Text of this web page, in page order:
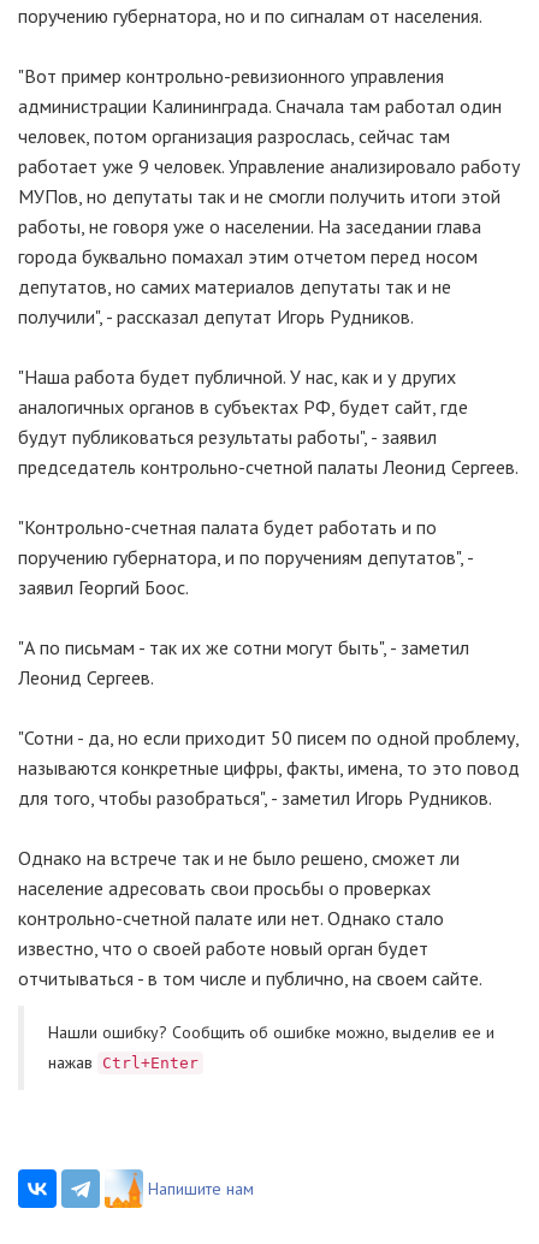
поручению губернатора, но и по сигналам от населения.
"Вот пример контрольно-ревизионного управления
администрации Калининграда. Сначала там работал один
человек, потом организация разрослась, сейчас там
работает уже 9 человек. Управление анализировало работу
МУПов, но депутаты так и не смогли получить итоги этой
работы, не говоря уже о населении. На заседании глава
города буквально помахал этим отчетом перед носом
депутатов, но самих материалов депутаты так и не
получили", - рассказал депутат Игорь Рудников.
"Наша работа будет публичной. У нас, как и у других
аналогичных органов в субъектах РФ, будет сайт, где
будут публиковаться результаты работы", - заявил
председатель контрольно-счетной палаты Леонид Сергеев.
"Контрольно-счетная палата будет работать и по
поручению губернатора, и по поручениям депутатов", -
заявил Георгий Боос.
"А по письмам - так их же сотни могут быть", - заметил
Леонид Сергеев.
"Сотни - да, но если приходит 50 писем по одной проблему,
называются конкретные цифры, факты, имена, то это повод
для того, чтобы разобраться", - заметил Игорь Рудников.
Однако на встрече так и не было решено, сможет ли
население адресовать свои просьбы о проверках
контрольно-счетной палате или нет. Однако стало
известно, что о своей работе новый орган будет
отчитываться - в том числе и публично, на своем сайте.
Нашли ошибку? Cообщить об ошибке можно, выделив ее и
нажав
Ctrl+Enter
Напишите нам